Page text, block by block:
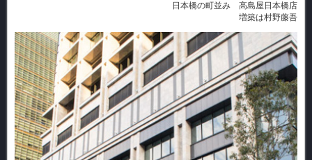
日本橋の町並み 高島屋日本橋店
増築は村野藤吾